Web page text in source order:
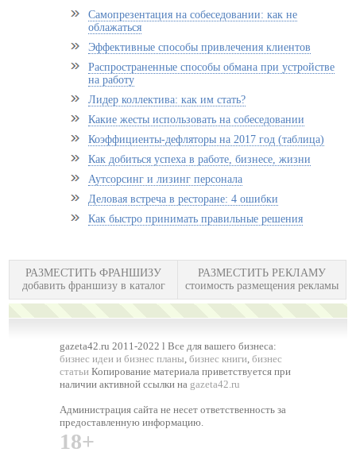
Самопрезентация на собеседовании: как не
облажаться
Эффективные способы привлечения клиентов
Распространенные способы обмана при устройстве
на работу
Лидер коллектива: как им стать?
Какие жесты использовать на собеседовании
Коэффициенты-дефляторы на 2017 год (таблица)
Как добиться успеха в работе, бизнесе, жизни
Аутсорсинг и лизинг персонала
Деловая встреча в ресторане: 4 ошибки
Как быстро принимать правильные решения
РАЗМЕСТИТЬ ФРАНШИЗУ
добавить франшизу в каталог
РАЗМЕСТИТЬ РЕКЛАМУ
стоимость размещения рекламы
gazeta42.ru 2011-2022 l Все для вашего бизнеса:
бизнес идеи и бизнес планы,бизнес книги,бизнес
статьи Копирование материала приветствуется при
наличии активной ссылки на gazeta42.ru
Администрация сайта не несет ответственность за
предоставленную информацию.
18+